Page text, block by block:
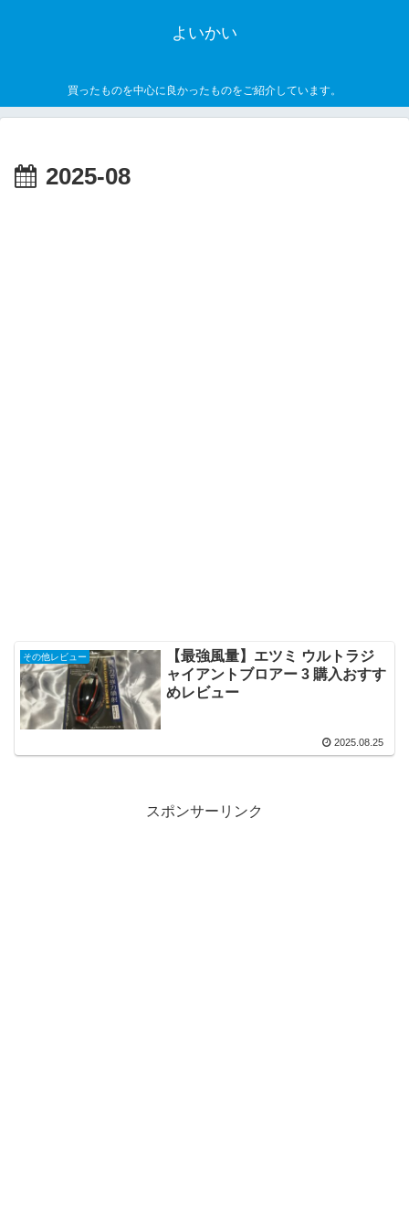
よいかい
買ったものを中心に良かったものをご紹介しています。
2025-08
その他レビュー
【最強風量】エツミ ウルトラジ
ャイアントブロアー 3 購入おすす
めレビュー
2025.08.25
スポンサーリンク